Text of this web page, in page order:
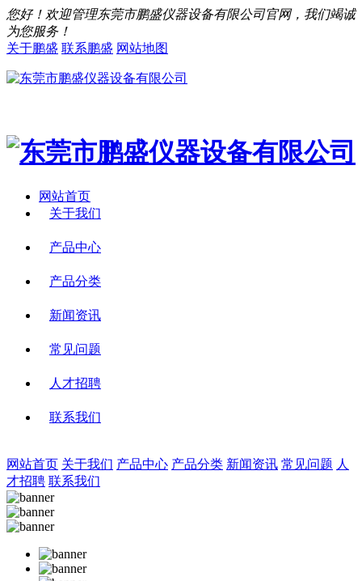
您好！欢迎管理东莞市鹏盛仪器设备有限公司官网，我们竭诚
为您服务！
关于鹏盛 联系鹏盛 网站地图
网站首页
关于我们
产品中心
产品分类
新闻资讯
常见问题
人才招聘
联系我们
网站首页 关于我们 产品中心 产品分类 新闻资讯 常见问题 人
才招聘 联系我们